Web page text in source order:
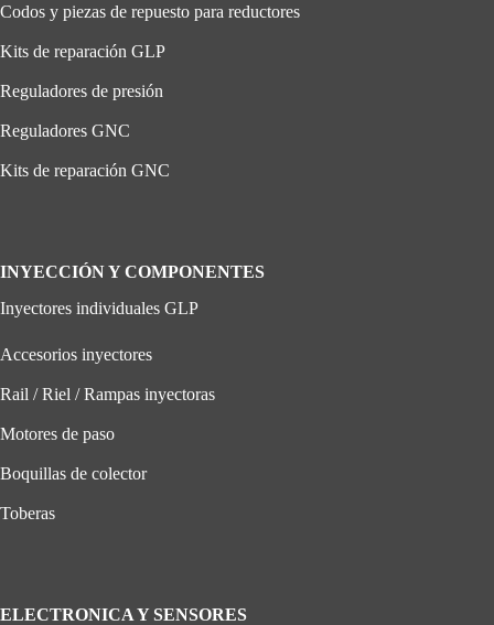
Codos y piezas de repuesto para reductores
Kits de reparación GLP
Reguladores de presión
Reguladores GNC
Kits de reparación GNC
INYECCIÓN Y COMPONENTES
Inyectores individuales GLP
Accesorios inyectores
Rail / Riel / Rampas inyectoras
Motores de paso
Boquillas de colector
Toberas
ELECTRONICA Y SENSORES